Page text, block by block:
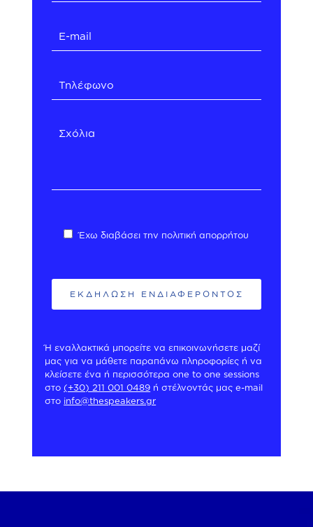
Έχω διαβάσει την πολιτική απορρήτου
Ή εναλλακτικά μπορείτε να επικοινωνήσετε μαζί
μας για να μάθετε παραπάνω πληροφορίες ή να
κλείσετε ένα ή περισσότερα one to one sessions
στο (+30) 211 001 0489 ή στέλνοντάς μας e-mail
στο info@thespeakers.gr